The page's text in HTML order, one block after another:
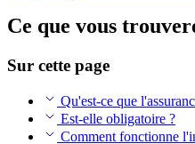
Ce que vous
Sur cette page
Qu'est-ce que
Est-elle obligatoire ?
Comment fonctionne